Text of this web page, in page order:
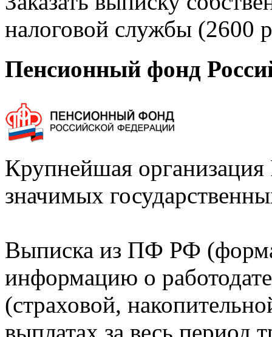
налоговой службы (2600
Пенсионный фонд
Крупнейшая
значимых
Выписка из ПФ РФ
информацию о
(страховой,
выплатах за весь период